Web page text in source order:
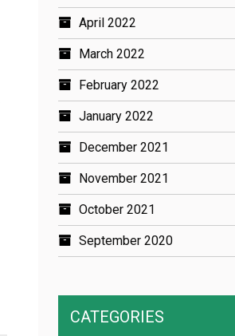
April 2022
March 2022
February 2022
January 2022
December 2021
November 2021
October 2021
September 2020
CATEGORIES